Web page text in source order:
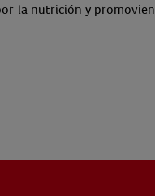
la nutrición y